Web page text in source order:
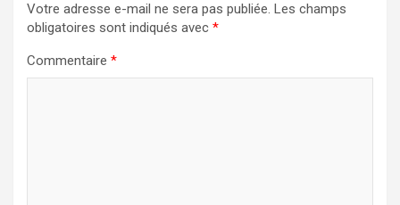
Votre adresse e-mail ne sera pas publiée. Les champs
obligatoires sont indiqués avec *
Commentaire *